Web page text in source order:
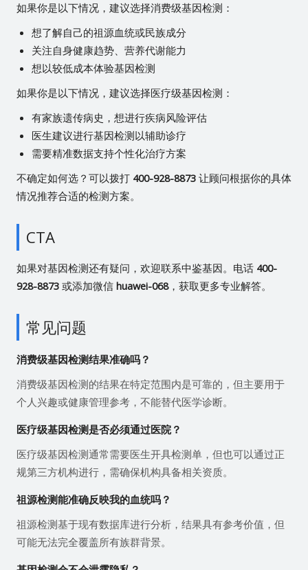
如果你是以下情况，建议选择消费级基因检测：
想了解自己的祖源血统或民族成分
关注自身健康趋势、营养代谢能力
想以较低成本体验基因检测
如果你是以下情况，建议选择医疗级基因检测：
有家族遗传病史，想进行疾病风险评估
医生建议进行基因检测以辅助诊疗
需要精准数据支持个性化治疗方案
不确定如何选？可以拨打 400-928-8873让顾问根据你的具体
情况推荐合适的检测方案。
CTA
如果对基因检测还有疑问，欢迎联系中鉴基因。电话 400-
928-8873或添加微信 huawei-068，获取更多专业解答。
常见问题
消费级基因检测结果准确吗？
消费级基因检测的结果在特定范围内是可靠的，但主要用于
个人兴趣或健康管理参考，不能替代医学诊断。
医疗级基因检测是否必须通过医院？
医疗级基因检测通常需要医生开具检测单，但也可以通过正
规第三方机构进行，需确保机构具备相关资质。
祖源检测能准确反映我的血统吗？
祖源检测基于现有数据库进行分析，结果具有参考价值，但
可能无法完全覆盖所有族群背景。